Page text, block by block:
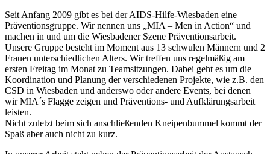
Seit Anfang 2009 gibt es bei der AIDS-Hilfe-Wiesbaden eine
Präventionsgruppe. Wir nennen uns „MIA – Men in Action“ und
machen in und um die Wiesbadener Szene Präventionsarbeit.
Unsere Gruppe besteht im Moment aus 13 schwulen Männern und 2
Frauen unterschiedlichen Alters. Wir treffen uns regelmäßig am
ersten Freitag im Monat zu Teamsitzungen. Dabei geht es um die
Koordination und Planung der verschiedenen Projekte, wie z.B. den
CSD in Wiesbaden und anderswo oder andere Events, bei denen
wir MIA´s Flagge zeigen und Präventions- und Aufklärungsarbeit
leisten.
Nicht zuletzt beim sich anschließenden Kneipenbummel kommt der
Spaß aber auch nicht zu kurz.